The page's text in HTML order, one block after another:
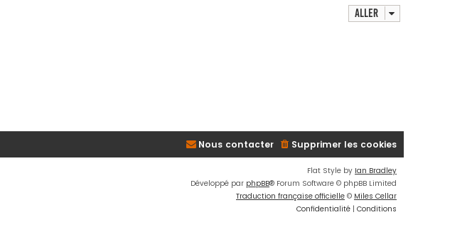
s
a
g
e
Aller
Supprimer les cookies
Nous contacter
Flat Style by Ian Bradley
Développé par phpBB® Forum Software © phpBB Limited
Traduction française officielle © Miles Cellar
Confidentialité | Conditions